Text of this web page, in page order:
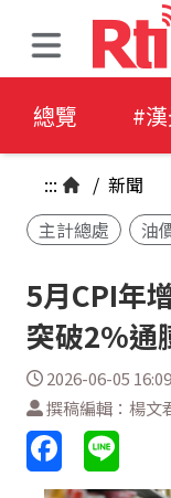
總覽 #
::: / 新聞
主計總處
油
5月CPI年
突破2%通
2026-06-05
撰稿編輯：楊文